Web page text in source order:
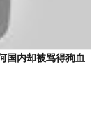
国内却被骂得狗血